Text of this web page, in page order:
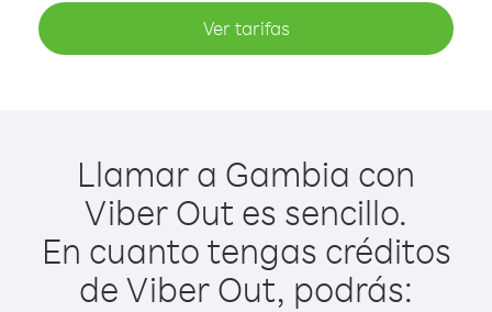
Ver tarifas
Llamar a Gambia con
Viber Out es sencillo.
En cuanto tengas créditos
de Viber Out, podrás: